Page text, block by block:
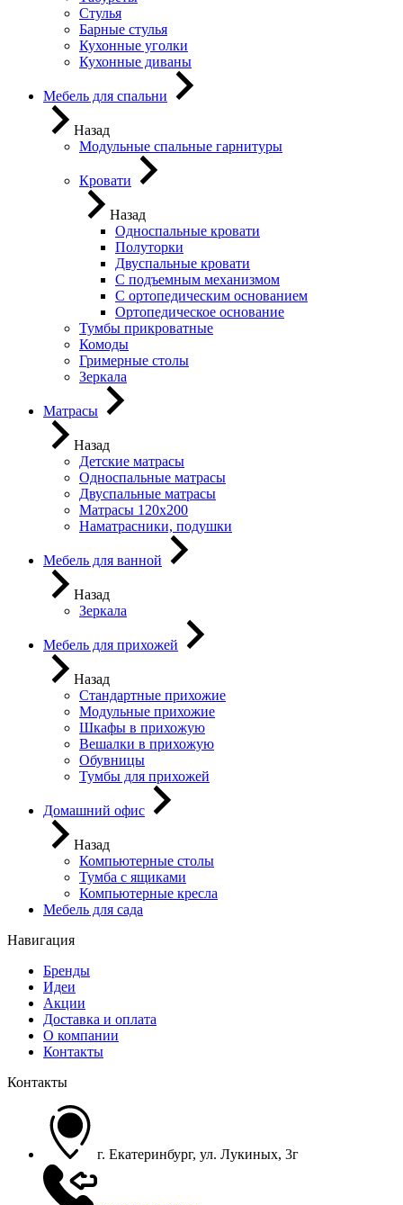
Стулья
Барные стулья
Кухонные уголки
Кухонные диваны
Мебель для спальни
Назад
Модульные спальные гарнитуры
Кровати
Назад
Односпальные кровати
Полуторки
Двуспальные кровати
С подъемным механизмом
С ортопедическим основанием
Ортопедическое основание
Тумбы прикроватные
Комоды
Гримерные столы
Зеркала
Матрасы
Назад
Детские матрасы
Односпальные матрасы
Двуспальные матрасы
Матрасы 120х200
Наматрасники, подушки
Мебель для ванной
Назад
Зеркала
Мебель для прихожей
Назад
Стандартные прихожие
Модульные прихожие
Шкафы в прихожую
Вешалки в прихожую
Обувницы
Тумбы для прихожей
Домашний офис
Назад
Компьютерные столы
Тумба с ящиками
Компьютерные кресла
Мебель для сада
Навигация
Бренды
Идеи
Акции
Доставка и оплата
О компании
Контакты
Контакты
г. Екатеринбург, ул. Лукиных, 3г